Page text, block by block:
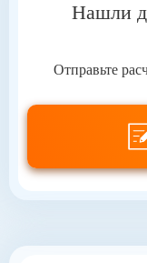
Нашли
Отправьте